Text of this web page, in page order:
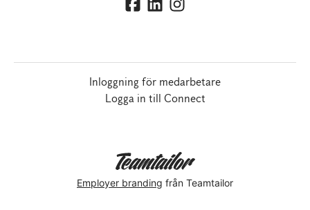
Inloggning för medarbetare
Logga in till Connect
Employer branding från Teamtailor